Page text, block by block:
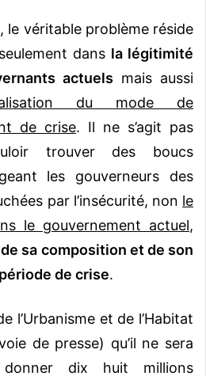
, le véritable problème réside
dans la légitimité
actuels mais aussi
du mode de
de crise. Il ne s’agit pas
trouver des boucs
les gouverneurs des
par l’insécurité, non le
le gouvernement actuel,
sa composition et de son
de crise.
l’Urbanisme et de l’Habitat
de presse) qu’il ne sera
dix huit millions